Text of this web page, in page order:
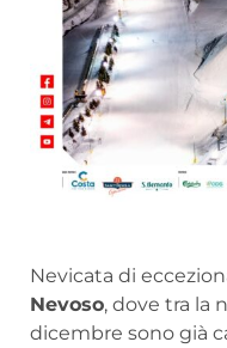
Nevicata di
Nevoso, dove tra la
dicembre sono già